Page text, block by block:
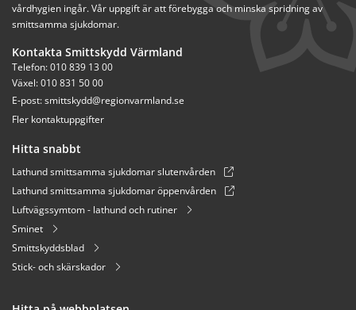
vårdhygien ingår. Vår uppgift är att förebygga och minska spridning av
smittsamma sjukdomar.
Kontakta Smittskydd Värmland
Telefon: 010 839 13 00
Växel: 010 831 50 00
E-post: smittskydd@regionvarmland.se
Fler kontaktuppgifter
Hitta snabbt
Lathund smittsamma sjukdomar slutenvården
Lathund smittsamma sjukdomar öppenvården
Luftvägssymtom - lathund och rutiner
Sminet
Smittskyddsblad
Stick- och skärskador